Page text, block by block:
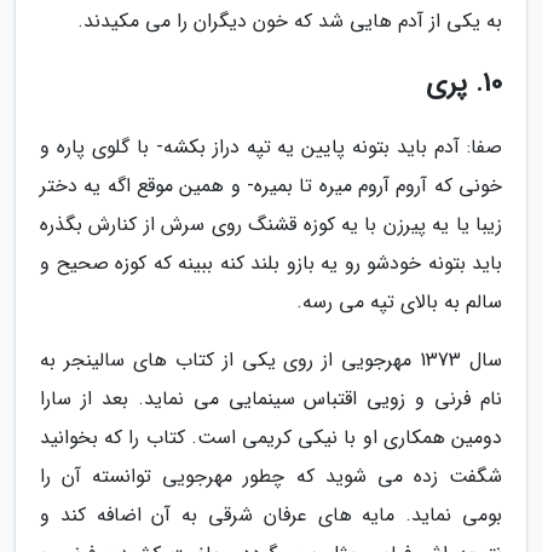
به یکی از آدم هایی شد که خون دیگران را می مکیدند.
10. پری
صفا: آدم باید بتونه پایین یه تپه دراز بکشه- با گلوی پاره و
خونی که آروم آروم میره تا بمیره- و همین موقع اگه یه دختر
زیبا یا یه پیرزن با یه کوزه قشنگ روی سرش از کنارش بگذره
باید بتونه خودشو رو یه بازو بلند کنه ببینه که کوزه صحیح و
سالم به بالای تپه می رسه.
سال 1373 مهرجویی از روی یکی از کتاب های سالینجر به
نام فرنی و زویی اقتباس سینمایی می نماید. بعد از سارا
دومین همکاری او با نیکی کریمی است. کتاب را که بخوانید
شگفت زده می شوید که چطور مهرجویی توانسته آن را
بومی نماید. مایه های عرفان شرقی به آن اضافه کند و